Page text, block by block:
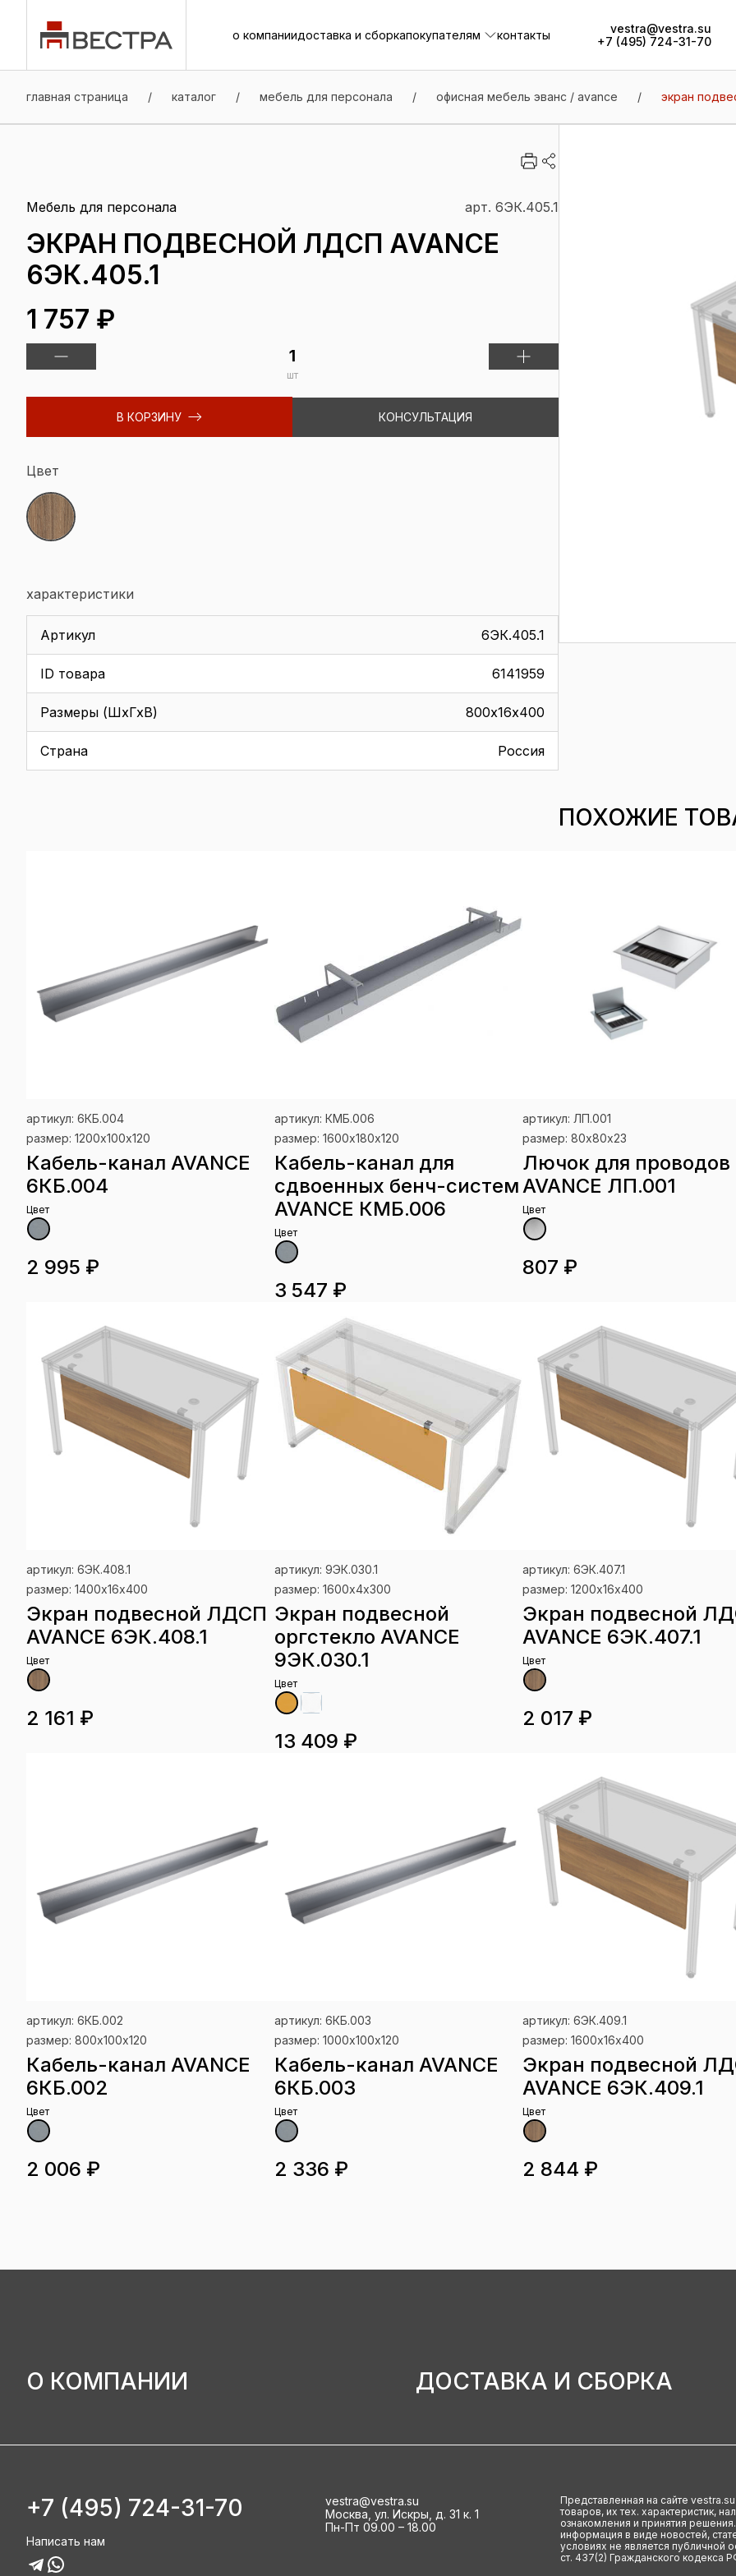
о компаниидоставка и сборкапокупателям
контакты
vestra@vestra.su
+7 (495) 724-31-70
главная страница / каталог / мебель для персонала / офисная мебель эванс / avance / экран
Мебель для персонала арт. 6ЭК.405.1
ЭКРАН ПОДВЕСНОЙ ЛДСП AVANCE
6ЭК.405.1
1 757 ₽
шт
В КОРЗИНУ КОНСУЛЬТАЦИЯ
Цвет
характеристики
Артикул 6ЭК.405.1
ID товара 6141959
Размеры (ШхГхВ) 800х16х400
Страна Россия
ПОХОЖИЕ
артикул: 6КБ.004
размер: 1200х100х120
Кабель-канал AVANCE
6КБ.004
Цвет
2 995 ₽
артикул: КМБ.006
размер: 1600х180х120
Кабель-канал для
сдвоенных бенч-систем
AVANCE КМБ.006
Цвет
3 547 ₽
артикул: ЛП.001
размер: 80х80х23
Лючок для проводов
AVANCE ЛП.001
Цвет
807 ₽
артикул: 6ЭК.408.1
размер: 1400х16х400
Экран подвесной ЛДСП
AVANCE 6ЭК.408.1
Цвет
2 161 ₽
артикул: 9ЭК.030.1
размер: 1600х4х300
Экран подвесной
оргстекло AVANCE
9ЭК.030.1
Цвет
13 409 ₽
артикул: 6ЭК.407.1
размер: 1200х16х400
Экран подвесной
AVANCE 6ЭК.407.1
Цвет
2 017 ₽
артикул: 6КБ.002
размер: 800х100х120
Кабель-канал AVANCE
6КБ.002
Цвет
2 006 ₽
артикул: 6КБ.003
размер: 1000х100х120
Кабель-канал AVANCE
6КБ.003
Цвет
2 336 ₽
артикул: 6ЭК.409.1
размер: 1600х16х400
Экран подвесной
AVANCE 6ЭК.409.1
Цвет
2 844 ₽
О КОМПАНИИ ДОСТАВКА И СБОРКА
+7 (495) 724-31-70
Написать нам
vestra@vestra.su
Москва, ул. Искры, д. 31 к. 1
Пн-Пт 09.00 – 18.00
Представленная на сайте
товаров, их тех. характеристик,
ознакомления и принятия
информация в виде новостей,
условиях не является
ст. 437(2) Гражданского кодекса